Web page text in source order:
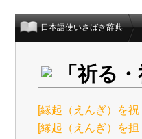
日本語使いさばき辞典
「祈る・
[縁起（えんぎ）を祝
[縁起（えんぎ）を担